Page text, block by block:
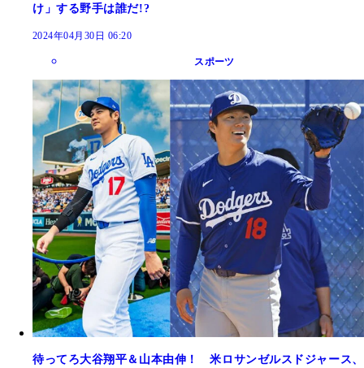
け」する野手は誰だ!?
2024年04月30日 06:20
スポーツ
待ってろ大谷翔平＆山本由伸！ 米ロサンゼルスドジャース、